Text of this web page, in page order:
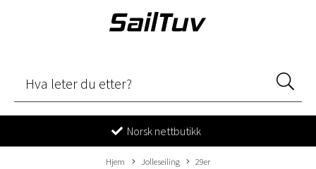
Norsk nettbutikk
Hjem Jolleseiling 29er